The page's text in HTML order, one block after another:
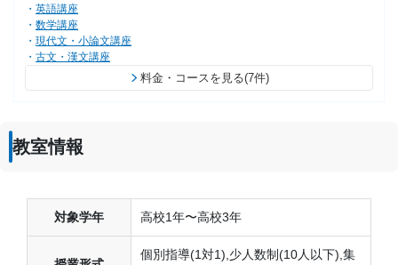
英語講座
数学講座
現代文・小論文講座
古文・漢文講座
料金・コースを見る(7件)
教室情報
対象学年 高校1年〜高校3年
個別指導(1対1),少人数制(10人以下),集